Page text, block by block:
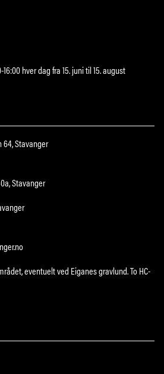
hver dag fra 15. juni til 15. august
64, Stavanger
Stavanger
eventuelt ved Eiganes gravlund. To HC-